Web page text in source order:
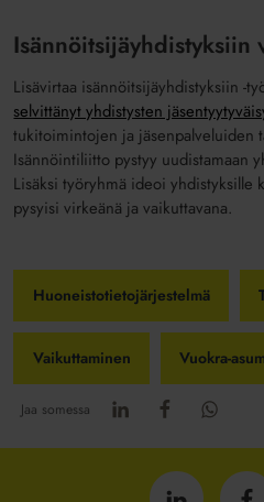
Isännöitsijäyhdistyksiin
Lisävirtaa isännöitsijäyhdistyksiin -
selvittänyt yhdistysten
tukitoimintojen ja jäsenpalveluiden
Isännöintiliitto pystyy uudistamaan
Lisäksi työryhmä ideoi
pysyisi virkeänä ja vaikuttavana.
Huoneistotietojärjestelmä
Vaikuttaminen Vuokra-
Jaa somessa